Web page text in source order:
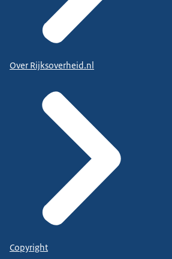
Over Rijksoverheid.nl
Copyright